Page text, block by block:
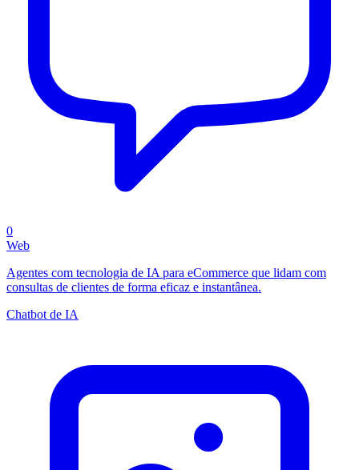
0
Web
Agentes com tecnologia de IA para eCommerce que lidam com
consultas de clientes de forma eficaz e instantânea.
Chatbot de IA